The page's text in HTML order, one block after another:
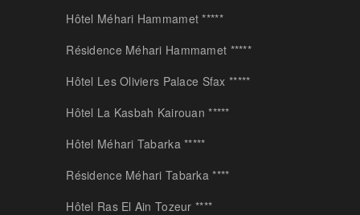
Hôtel Méhari Hammamet *****
Résidence Méhari Hammamet *****
Hôtel Les Oliviers Palace Sfax *****
Hôtel La Kasbah Kairouan *****
Hôtel Méhari Tabarka *****
Résidence Méhari Tabarka ****
Hôtel Ras El Ain Tozeur ****